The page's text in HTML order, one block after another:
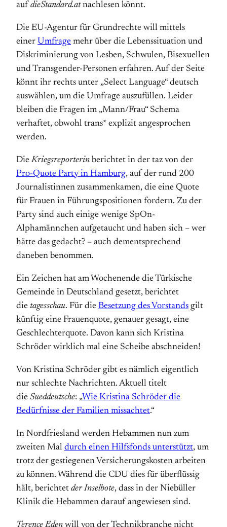
auf dieStandard.atnachlesen könnt.
Die EU-Agentur für Grundrechte will mittels
einer Umfrage mehr über die Lebenssituation und
Diskriminierung von Lesben, Schwulen, Bisexuellen
und Transgender-Personen erfahren. Auf der Seite
könnt ihr rechts unter „Select Language“ deutsch
auswählen, um die Umfrage auszufüllen. Leider
bleiben die Fragen im „Mann/Frau“ Schema
verhaftet, obwohl trans* explizit angesprochen
werden.
Die Kriegsreporterin berichtet in der taz von der
Pro-Quote Party in Hamburg, auf der rund 200
Journalistinnen zusammenkamen, die eine Quote
für Frauen in Führungspositionen fordern. Zu der
Party sind auch einige wenige SpOn-
Alphamännchen aufgetaucht und haben sich – wer
hätte das gedacht? – auch dementsprechend
daneben benommen.
Ein Zeichen hat am Wochenende die Türkische
Gemeinde in Deutschland gesetzt, berichtet
die tagesschau. Für die Besetzung des Vorstands gilt
künftig eine Frauenquote, genauer gesagt, eine
Geschlechterquote. Davon kann sich Kristina
Schröder wirklich mal eine Scheibe abschneiden!
Von Kristina Schröder gibt es nämlich eigentlich
nur schlechte Nachrichten. Aktuell titelt
die Sueddeutsche: „Wie Kristina Schröder die
Bedürfnisse der Familien missachtet.“
In Nordfriesland werden Hebammen nun zum
zweiten Mal durch einen Hilfsfonds unterstützt, um
trotz der gestiegenen Versicherungskosten arbeiten
zu können. Während die CDU dies für überflüssig
hält, berichtet der Inselbote, dass in der Niebüller
Klinik die Hebammen darauf angewiesen sind.
Terence Eden will von der Technikbranche nicht